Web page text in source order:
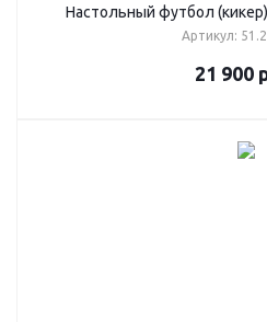
Настольный футбол
Артикул:
21 900